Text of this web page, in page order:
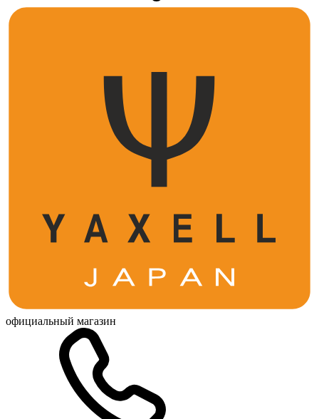
официальный магазин